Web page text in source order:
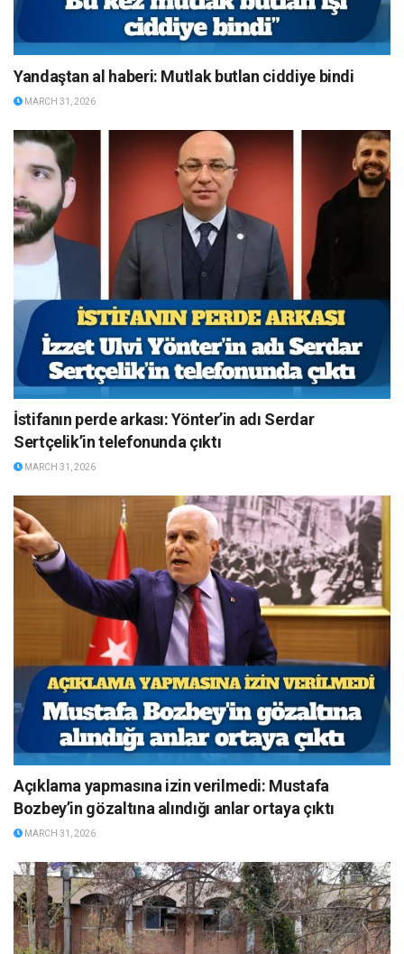
Yandaştan al haberi: Mutlak butlan ciddiye bindi
MARCH 31, 2026
İstifanın perde arkası: Yönter’in adı Serdar
Sertçelik’in telefonunda çıktı
MARCH 31, 2026
Açıklama yapmasına izin verilmedi: Mustafa
Bozbey’in gözaltına alındığı anlar ortaya çıktı
MARCH 31, 2026